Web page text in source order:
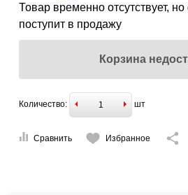
Товар временно отсутствует, но
поступит в продажу
Корзина
Количество: шт
Сравнить Избранное